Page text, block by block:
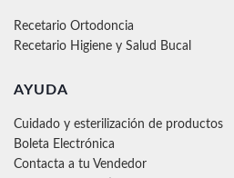
Recetario Ortodoncia
Recetario Higiene y Salud Bucal
AYUDA
Cuidado y esterilización de productos
Boleta Electrónica
Contacta a tu Vendedor